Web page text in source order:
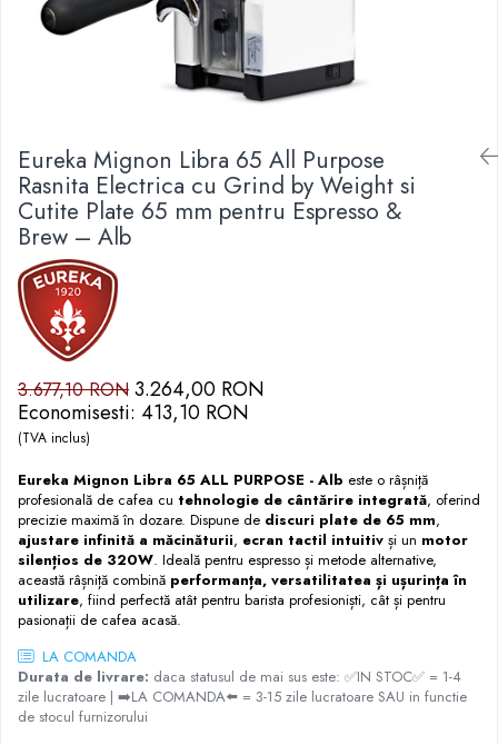
Ceaiuri de specialitate
Verde
Matcha
Alb
Zahar
Siropuri
Botanice
Clasice
Creative
Fructe
Iced Tea
Ceai
Frappé
Ciocolata calda
Lapte alternativ
Superfood Latte
Accesorii ceai
Chai Latte
Aparatura cafea
Eureka Mignon Libra 65 All Purpose
Rasnita Electrica cu Grind by Weight si
Cutite Plate 65 mm pentru Espresso &
Brew – Alb
3.677,10 RON 3.264,00 RON
Economisesti: 413,10 RON
(TVA inclus)
Eureka Mignon Libra 65 ALL PURPOSE - Alb este o râșniță
profesională de cafea cu tehnologie de cântărire integrată, oferind
precizie maximă în dozare. Dispune de discuri plate de 65 mm,
ajustare infinită a măcinăturii, ecran tactil intuitiv și un motor
silențios de 320W. Ideală pentru espresso și metode alternative,
această râșniță combină performanța, versatilitatea și ușurința în
utilizare, fiind perfectă atât pentru barista profesioniști, cât și pentru
pasionații de cafea acasă.
LA COMANDA
Durata de livrare: daca statusul de mai sus este: ✅IN STOC✅ = 1-4
zile lucratoare | ➡️LA COMANDA⬅️ = 3-15 zile lucratoare SAU in functie
de stocul furnizorului